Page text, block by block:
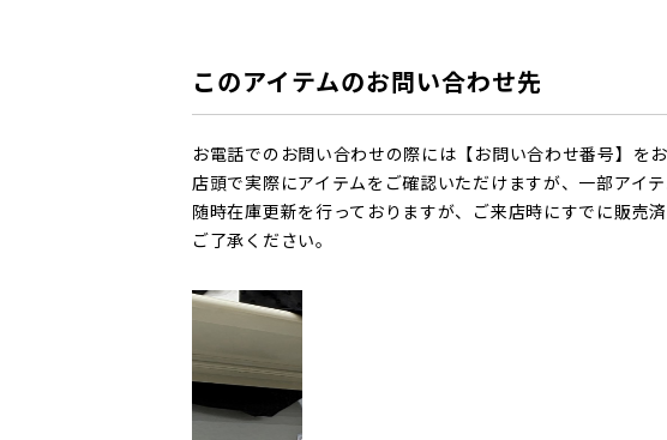
このアイテムのお問い合わせ先
お電話でのお問い合わせの際には【お問い合わせ番号】をお
店頭で実際にアイテムをご確認いただけますが、一部アイ
随時在庫更新を行っておりますが、ご来店時にすでに販売
ご了承ください。